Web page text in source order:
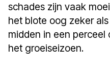
schades zijn vaak
het blote oog zeker
midden in een
het groeiseizoen.